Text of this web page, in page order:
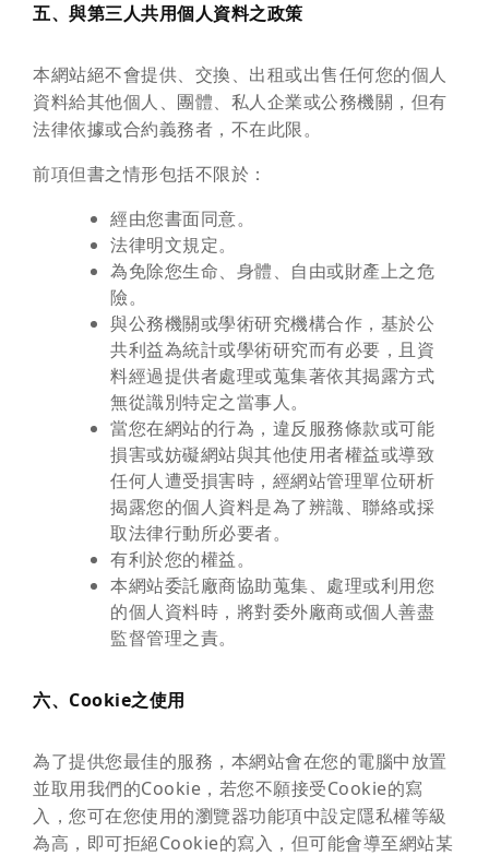
五、與第三人共用個人資料之政策
本網站絕不會提供、交換、出租或出售任何您的個人
資料給其他個人、團體、私人企業或公務機關，但有
法律依據或合約義務者，不在此限。
前項但書之情形包括不限於：
經由您書面同意。
法律明文規定。
為免除您生命、身體、自由或財產上之危
險。
與公務機關或學術研究機構合作，基於公
共利益為統計或學術研究而有必要，且資
料經過提供者處理或蒐集著依其揭露方式
無從識別特定之當事人。
當您在網站的行為，違反服務條款或可能
損害或妨礙網站與其他使用者權益或導致
任何人遭受損害時，經網站管理單位研析
揭露您的個人資料是為了辨識、聯絡或採
取法律行動所必要者。
有利於您的權益。
本網站委託廠商協助蒐集、處理或利用您
的個人資料時，將對委外廠商或個人善盡
監督管理之責。
六、Cookie之使用
為了提供您最佳的服務，本網站會在您的電腦中放置
並取用我們的Cookie，若您不願接受Cookie的寫
入，您可在您使用的瀏覽器功能項中設定隱私權等級
為高，即可拒絕Cookie的寫入，但可能會導至網站某